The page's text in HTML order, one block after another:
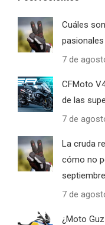
Cuáles
7 de
CFMoto
de las
7 de
La cruda
cómo no
septiembre
7 de
¿Moto